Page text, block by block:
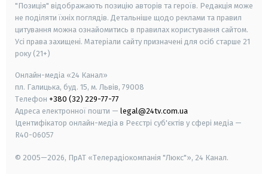
"Позиція" відображають позицію авторів та героїв. Редакція може
не поділяти їхніх поглядів. Детальніше щодо реклами та правил
цитування можна ознайомитись в правилах користування сайтом.
Усі права захищені. Матеріали сайту призначені для осіб старше 21
року (21+)
Онлайн-медіа «24 Канал»
пл. Галицька, буд. 15, м. Львів, 79008
Телефон +380 (32) 229-77-77
Адреса електронної пошти — legal@24tv.com.ua
Ідентифікатор онлайн-медіа в Реєстрі суб'єктів у сфері медіа —
R40-06057
© 2005—2026, ПрАТ «Телерадіокомпанія "Люкс"», 24 Канал.